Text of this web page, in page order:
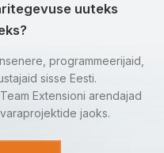
uuteks
programmeerijaid,
sisse Eesti.
Extensioni arendajad
jaoks.